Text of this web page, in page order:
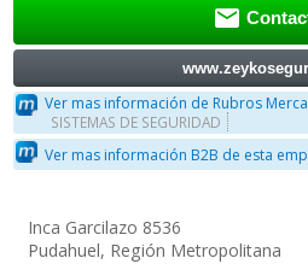

Ver mas información de Rubros
SISTEMAS DE SEGURIDAD
Ver mas información B2B de esta
Inca Garcilazo 8536
Pudahuel, Región Metropolitana